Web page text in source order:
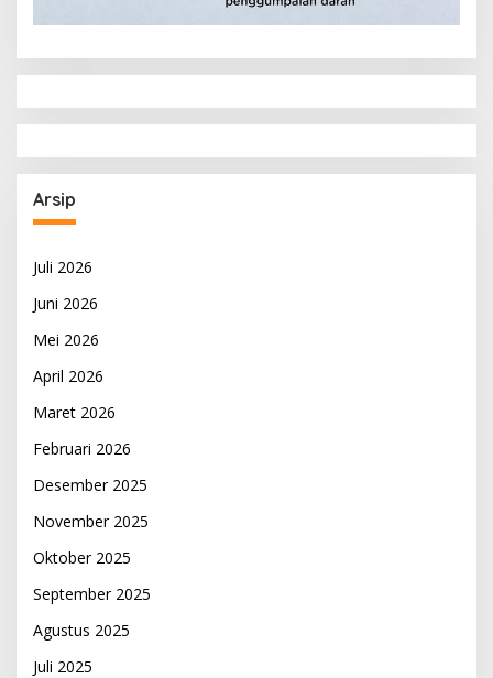
Arsip
Juli 2026
Juni 2026
Mei 2026
April 2026
Maret 2026
Februari 2026
Desember 2025
November 2025
Oktober 2025
September 2025
Agustus 2025
Juli 2025